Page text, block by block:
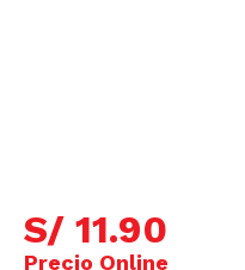
S/ 11.90